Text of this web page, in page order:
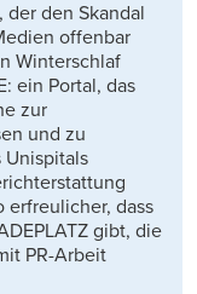
der den Skandal
offenbar
Winterschlaf
ein Portal, das
zur
und zu
Unispitals
erfreulicher, dass
gibt, die
PR-Arbeit